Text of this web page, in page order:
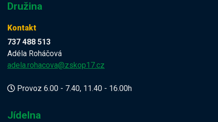
Družina
Kontakt
737 488 513
Adéla Roháčová
adela.rohacova@zskop17.cz
Provoz 6.00 - 7.40, 11.40 - 16.00h
Jídelna